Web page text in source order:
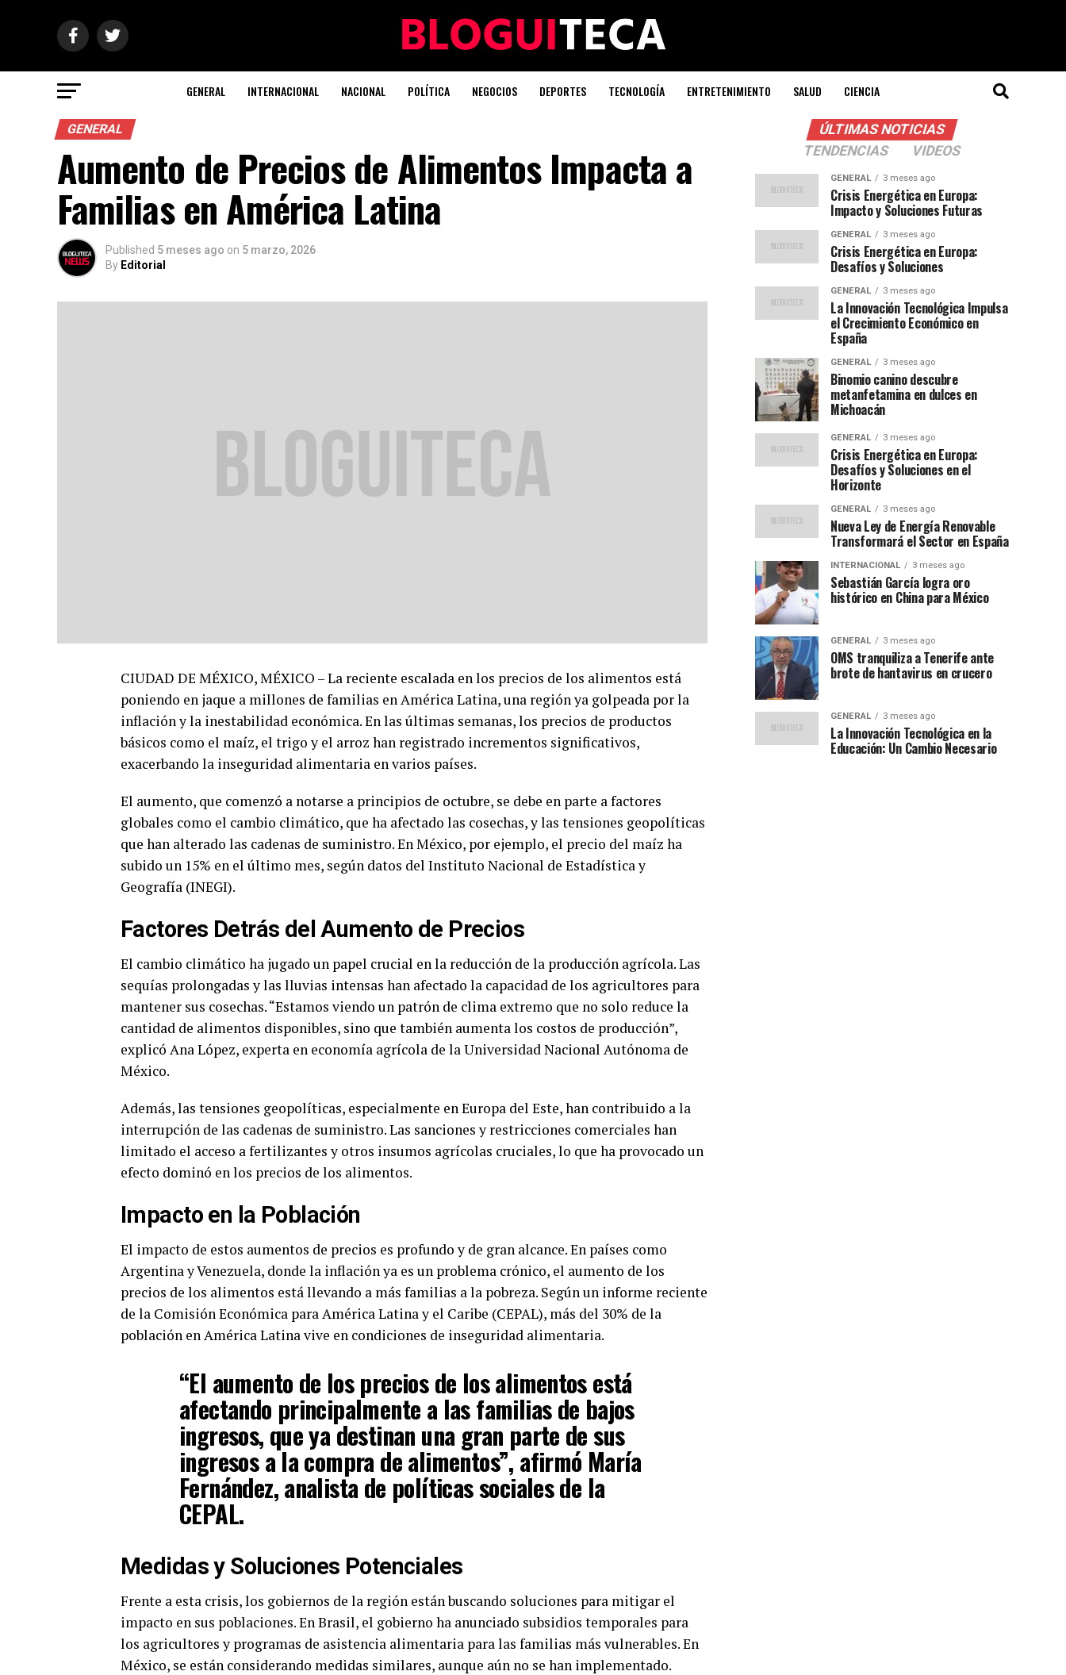
GENERAL INTERNACIONAL NACIONAL POLÍTICA NEGOCIOS DEPORTES TECNOLOGÍA ENTRETENIMIENTO SALUD CIENCIA
GENERAL
Aumento de Precios de Alimentos Impacta a
Familias en América Latina
Published 5 meses ago on 5 marzo, 2026
By Editorial
CIUDAD DE MÉXICO, MÉXICO – La reciente escalada en los precios de los alimentos está
poniendo en jaque a millones de familias en América Latina, una región ya golpeada por la
inflación y la inestabilidad económica. En las últimas semanas, los precios de productos
básicos como el maíz, el trigo y el arroz han registrado incrementos significativos,
exacerbando la inseguridad alimentaria en varios países.
El aumento, que comenzó a notarse a principios de octubre, se debe en parte a factores
globales como el cambio climático, que ha afectado las cosechas, y las tensiones geopolíticas
que han alterado las cadenas de suministro. En México, por ejemplo, el precio del maíz ha
subido un 15% en el último mes, según datos del Instituto Nacional de Estadística y
Geografía (INEGI).
Factores Detrás del Aumento de Precios
El cambio climático ha jugado un papel crucial en la reducción de la producción agrícola. Las
sequías prolongadas y las lluvias intensas han afectado la capacidad de los agricultores para
mantener sus cosechas. “Estamos viendo un patrón de clima extremo que no solo reduce la
cantidad de alimentos disponibles, sino que también aumenta los costos de producción”,
explicó Ana López, experta en economía agrícola de la Universidad Nacional Autónoma de
México.
Además, las tensiones geopolíticas, especialmente en Europa del Este, han contribuido a la
interrupción de las cadenas de suministro. Las sanciones y restricciones comerciales han
limitado el acceso a fertilizantes y otros insumos agrícolas cruciales, lo que ha provocado un
efecto dominó en los precios de los alimentos.
Impacto en la Población
El impacto de estos aumentos de precios es profundo y de gran alcance. En países como
Argentina y Venezuela, donde la inflación ya es un problema crónico, el aumento de los
precios de los alimentos está llevando a más familias a la pobreza. Según un informe reciente
de la Comisión Económica para América Latina y el Caribe (CEPAL), más del 30% de la
población en América Latina vive en condiciones de inseguridad alimentaria.
“El aumento de los precios de los alimentos está
afectando principalmente a las familias de bajos
ingresos, que ya destinan una gran parte de sus
ingresos a la compra de alimentos”, afirmó María
Fernández, analista de políticas sociales de la
CEPAL.
Medidas y Soluciones Potenciales
Frente a esta crisis, los gobiernos de la región están buscando soluciones para mitigar el
impacto en sus poblaciones. En Brasil, el gobierno ha anunciado subsidios temporales para
los agricultores y programas de asistencia alimentaria para las familias más vulnerables. En
México, se están considerando medidas similares, aunque aún no se han implementado.
ÚLTIMAS NOTICIAS
TENDENCIAS
VIDEOS
GENERAL 3 meses ago
Crisis Energética en Europa:
Impacto y Soluciones Futuras
GENERAL 3 meses ago
Crisis Energética en Europa:
Desafíos y Soluciones
GENERAL 3 meses ago
La Innovación Tecnológica Impulsa
el Crecimiento Económico en
España
GENERAL 3 meses ago
Binomio canino descubre
metanfetamina en dulces en
Michoacán
GENERAL 3 meses ago
Crisis Energética en Europa:
Desafíos y Soluciones en el
Horizonte
GENERAL 3 meses ago
Nueva Ley de Energía Renovable
Transformará el Sector en España
INTERNACIONAL 3 meses ago
Sebastián García logra oro
histórico en China para México
GENERAL 3 meses ago
OMS tranquiliza a Tenerife ante
brote de hantavirus en crucero
GENERAL 3 meses ago
La Innovación Tecnológica en la
Educación: Un Cambio Necesario